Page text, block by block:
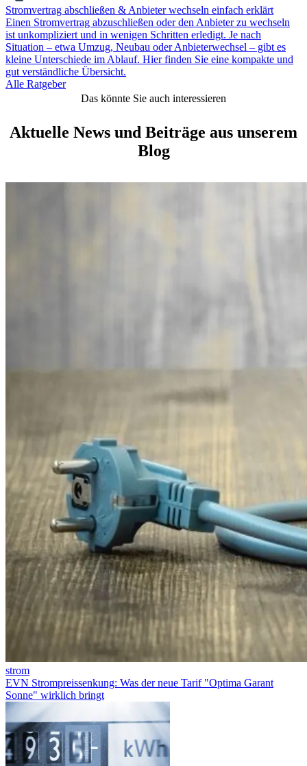
Stromvertrag abschließen & Anbieter wechseln einfach erklärt
Einen Stromvertrag abzuschließen oder den Anbieter zu wechseln
ist unkompliziert und in wenigen Schritten erledigt. Je nach
Situation – etwa Umzug, Neubau oder Anbieterwechsel – gibt es
kleine Unterschiede im Ablauf. Hier finden Sie eine kompakte und
gut verständliche Übersicht.
Alle Ratgeber
Das könnte Sie auch interessieren
Aktuelle News und Beiträge aus unserem
Blog
strom
EVN Strompreissenkung: Was der neue Tarif "Optima Garant
Sonne" wirklich bringt